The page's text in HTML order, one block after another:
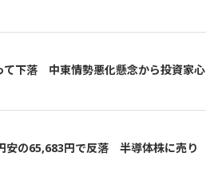
て下落 中東情勢悪化懸念から投資家心
安の65,683円で反落 半導体株に売り